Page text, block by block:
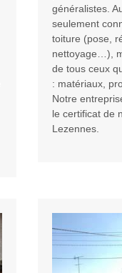
généralistes.
seulement
toiture (pose,
nettoyage…),
de tous ceux
: matériaux,
Notre
le certificat de
Lezennes.